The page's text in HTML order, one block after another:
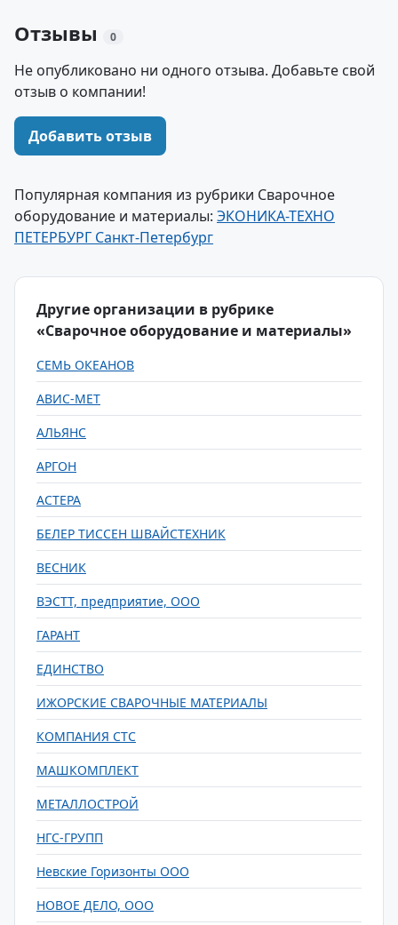
Отзывы 0
Не опубликовано ни одного отзыва. Добавьте свой
отзыв о компании!
Добавить отзыв
Популярная компания из рубрики Сварочное
оборудование и материалы: ЭКОНИКА-ТЕХНО
ПЕТЕРБУРГ Санкт-Петербург
Другие организации в рубрике
«Сварочное оборудование и материалы»
СЕМЬ ОКЕАНОВ
АВИС-МЕТ
АЛЬЯНС
АРГОН
АСТЕРА
БЕЛЕР ТИССЕН ШВАЙСТЕХНИК
ВЕСНИК
ВЭСТТ, предприятие, ООО
ГАРАНТ
ЕДИНСТВО
ИЖОРСКИЕ СВАРОЧНЫЕ МАТЕРИАЛЫ
КОМПАНИЯ СТС
МАШКОМПЛЕКТ
МЕТАЛЛОСТРОЙ
НГС-ГРУПП
Невские Горизонты ООО
НОВОЕ ДЕЛО, ООО